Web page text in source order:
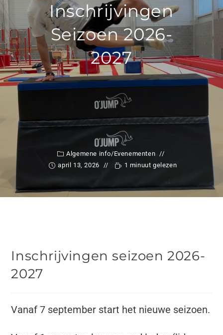
Inschrijvingen
Seizoen 2026-
2027
Algemene info/Evenementen
april 13, 2026
1 minuut gelezen
Inschrijvingen seizoen 2026-
2027
Vanaf 7 september start het nieuwe seizoen.